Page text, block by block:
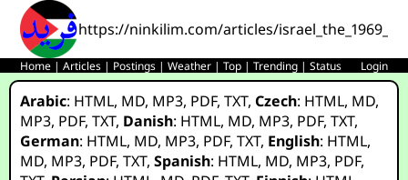
https://ninkilim.com/articles/
Home |Articles | Postings |Weather |Top |Trending |Status Login
Arabic: HTML, MD, MP3, PDF,TXT,Czech: HTML, MD,
MP3, PDF,TXT, Danish: HTML, MD, MP3, PDF,TXT,
German: HTML, MD, MP3, PDF,TXT, English: HTML,
MD, MP3, PDF,TXT,Spanish: HTML, MD, MP3, PDF,